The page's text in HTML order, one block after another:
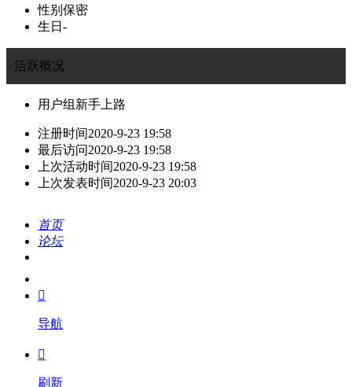
性别 保密
生日 -
活跃概况
用户组 新手上路
注册时间2020-9-23 19:58
最后访问2020-9-23 19:58
上次活动时间2020-9-23 19:58
上次发表时间2020-9-23 20:03
首页
论坛
我的

导航

刷新